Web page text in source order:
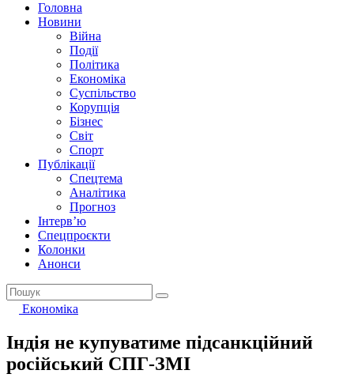
Головна
Новини
Війна
Події
Політика
Економіка
Суспільство
Корупція
Бізнес
Світ
Спорт
Публікації
Спецтема
Аналітика
Прогноз
Інтерв’ю
Спецпроєкти
Колонки
Анонси
Економіка
Індія не купуватиме підсанкційний
російський СПГ-ЗМІ